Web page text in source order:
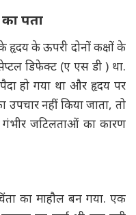
पता
हृदय के ऊपरी दोनों कक्षों के
डिफेक्ट (ए एस डी ) था.
हो गया था और हृदय पर
उपचार नहीं किया जाता, तो
जटिलताओं का कारण
का माहौल बन गया. एक